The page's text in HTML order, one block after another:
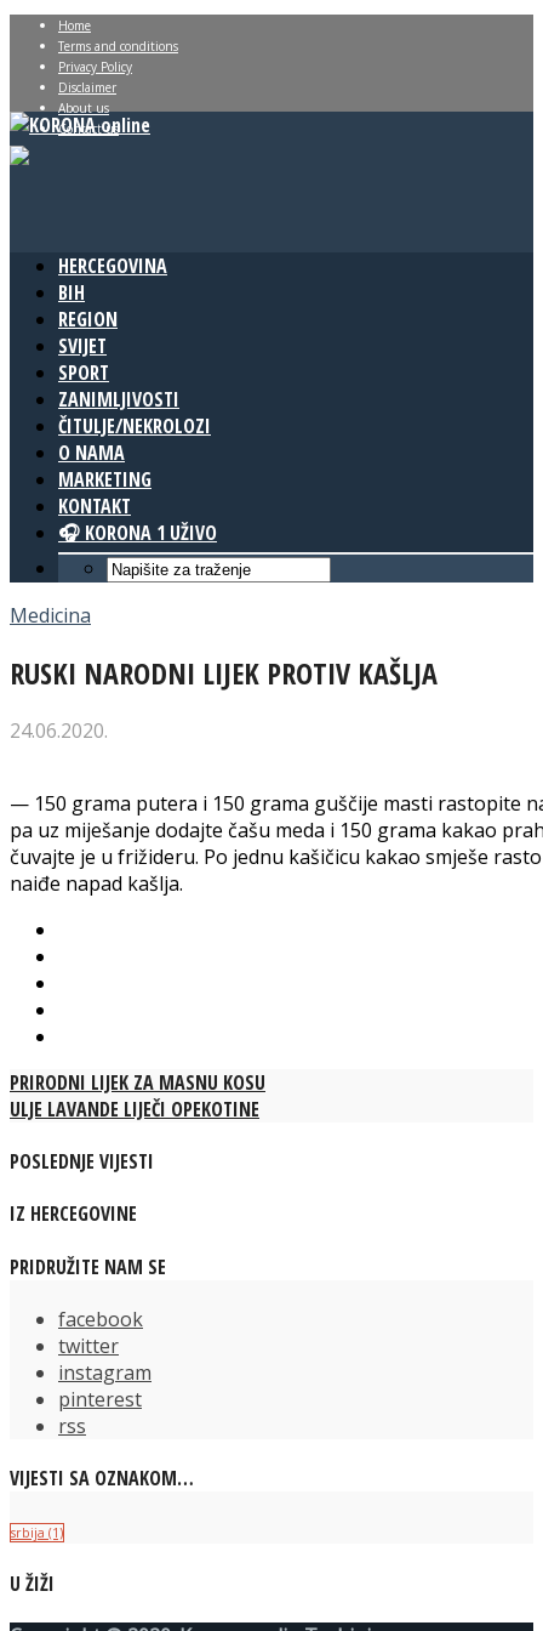
Home
Terms and conditions
Privacy Policy
Disclaimer
About us
Contact us
HERCEGOVINA
BIH
REGION
SVIJET
SPORT
ZANIMLJIVOSTI
ČITULJE/NEKROLOZI
O NAMA
MARKETING
KONTAKT
🎧 KORONA 1 UŽIVO
Medicina
RUSKI NARODNI LIJEK PROTIV KAŠLJA
24.06.2020.
— 150 grama putera i 150 grama guščije masti rastopite
pa uz miješanje dodajte čašu meda i 150 grama kakao
čuvajte je u frižideru. Po jednu kašičicu kakao smješe
naiđe napad kašlja.
PRIRODNI LIJEK ZA MASNU KOSU
ULJE LAVANDE LIJEČI OPEKOTINE
POSLEDNJE VIJESTI
IZ HERCEGOVINE
PRIDRUŽITE NAM SE
facebook
twitter
instagram
pinterest
rss
VIJESTI SA OZNAKOM…
srbija (1)
U ŽIŽI